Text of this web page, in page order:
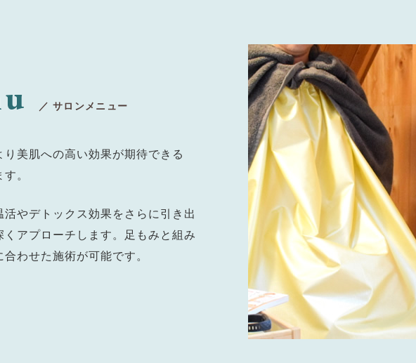
／ サロンメニュー
美肌への高い効果が期待できる
。
やデトックス効果をさらに引き出
アプローチします。足もみと組み
わせた施術が可能です。